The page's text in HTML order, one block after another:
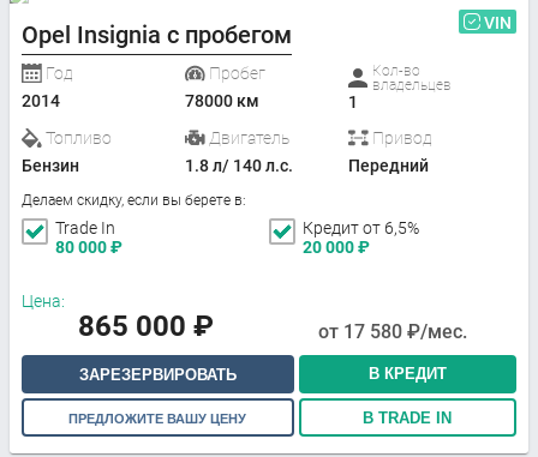
Opel Insignia с пробегом VIN
Год
2014
Пробег
78000 км
Кол-во
владельцев
1
Топливо
Бензин
Двигатель
1.8 л/ 140 л.с.
Привод
Передний
Делаем скидку, если вы берете в:
Trade In
80 000₽
Кредит от 6,5%
20 000₽
Цена:
865 000 ₽ от 17 580 ₽/мес.
ЗАРЕЗЕРВИРОВАТЬ В КРЕДИТ
ПРЕДЛОЖИТЕ ВАШУ ЦЕНУ В TRADE IN